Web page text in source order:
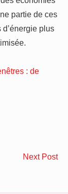
partie de ces
plus
: de
Next Post